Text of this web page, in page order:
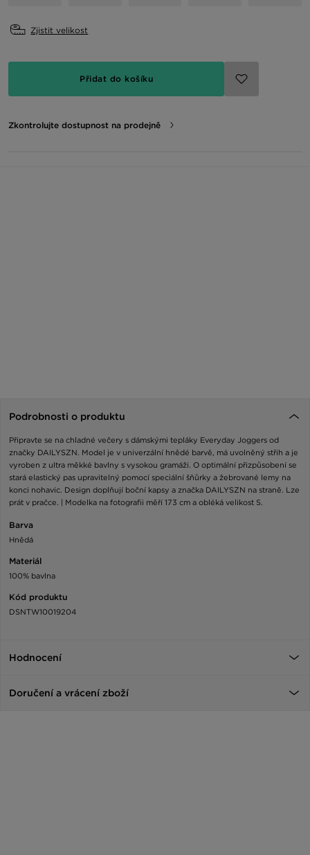
Zjistit velikost
Přidat do košíku
Zkontrolujte dostupnost na prodejně
Podrobnosti o produktu
Připravte se na chladné večery s dámskými tepláky Everyday Joggers od
značky DAILYSZN. Model je v univerzální hnědé barvě, má uvolněný střih a je
vyroben z ultra měkké bavlny s vysokou gramáži. O optimální přizpůsobení se
stará elastický pas upravitelný pomocí speciální šňůrky a žebrované lemy na
konci nohavic. Design doplňují boční kapsy a značka DAILYSZN na straně. Lze
prát v pračce. | Modelka na fotografii měří 173 cm a obléká velikost S.
Barva
Hnědá
Materiál
100% bavlna
Kód produktu
DSNTW10019204
Hodnocení
Doručení a vrácení zboží